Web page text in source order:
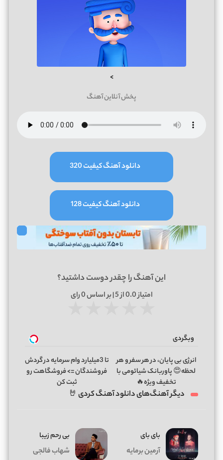
>
پخش آنلاین آهنگ
دانلود آهنگ کیفیت 320
دانلود آهنگ کیفیت 128
این آهنگ را چقدر دوست داشتید؟
امتیاز0.0از 5 | بر اساس 0رای
وبگردی
انرژی بی پایان، در هر سفر و هر
لحظه😍 پاوربانک شیائومی با
تخفیف ویژه🔥
تا 3میلیارد وام سرمایه در گردش
فروشندگان => فروشگاهت رو
ثبت کن
دیگر آهنگ‌های دانلود آهنگ کردی 🤘
بای بای
آرمین برمایه
بی رحم زیبا
شهاب فالجی